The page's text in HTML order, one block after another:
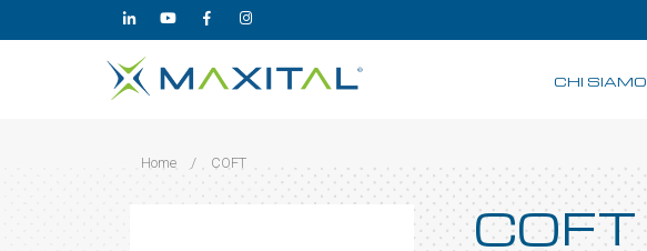
CHI SIAMO
Home / COFT
COFT